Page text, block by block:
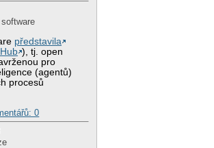
představila
), tj. open
pro
(agentů)
procesů
0